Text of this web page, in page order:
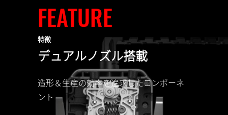
FEATURE
特徴
デュアルノズル搭載
造形＆生産の効率を追求したコンポーネ
ント